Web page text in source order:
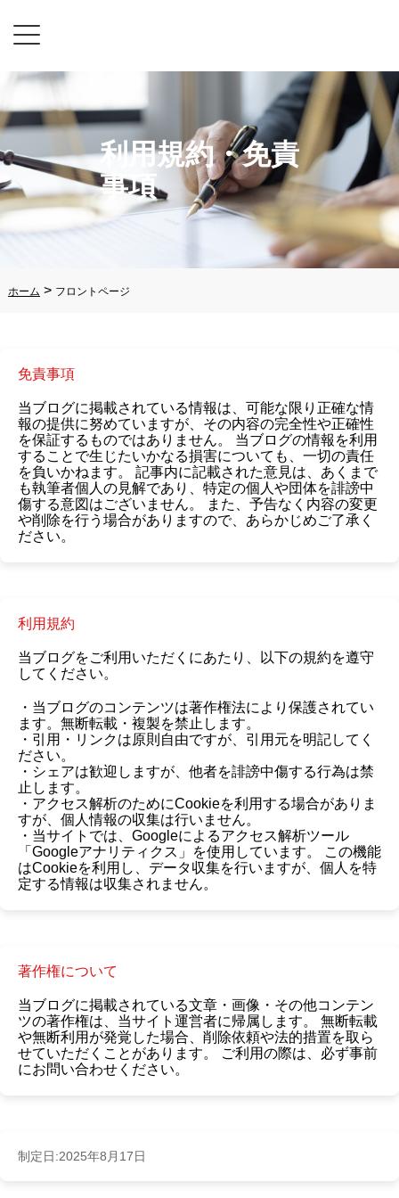
利用規約・免責
事項
ホーム > フロントページ
免責事項
当ブログに掲載されている情報は、可能な限り正確な情
報の提供に努めていますが、その内容の完全性や正確性
を保証するものではありません。
当ブログの情報を利用
することで生じたいかなる損害についても、一切の責任
を負いかねます。
記事内に記載された意見は、あくまで
も執筆者個人の見解であり、特定の個人や団体を誹謗中
傷する意図はございません。
また、予告なく内容の変更
や削除を行う場合がありますので、あらかじめご了承く
ださい。
利用規約
当ブログをご利用いただくにあたり、以下の規約を遵守
してください。
・当ブログのコンテンツは著作権法により保護されてい
ます。無断転載・複製を禁止します。
・引用・リンクは原則自由ですが、引用元を明記してく
ださい。
・シェアは歓迎しますが、他者を誹謗中傷する行為は禁
止します。
・アクセス解析のためにCookieを利用する場合がありま
すが、個人情報の収集は行いません。
・当サイトでは、Googleによるアクセス解析ツール
「Googleアナリティクス」を使用しています。 この機能
はCookieを利用し、データ収集を行いますが、個人を特
定する情報は収集されません。
著作権について
当ブログに掲載されている文章・画像・その他コンテン
ツの著作権は、当サイト運営者に帰属します。
無断転載
や無断利用が発覚した場合、削除依頼や法的措置を取ら
せていただくことがあります。
ご利用の際は、必ず事前
にお問い合わせください。
制定日:2025年8月17日